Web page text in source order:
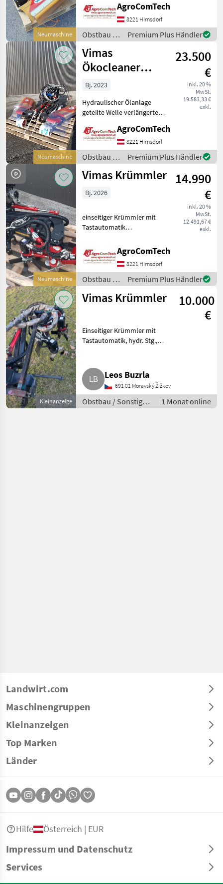
Braun
Clemens
Ero
CFS
Alle 19
anzeigen
MARKTPLATZ
Marktplatz Händlerangebote Kleinanzeigen
Neumaschine
verlängerte Rotorwelle 9
Fäden Abstreifgummi für
Junganlagen
Spulenführung für
zusätzlichen Fäden Obst
AgroComTech
8221 Hirnsdorf
Obstbau /
Vimas
Premium Plus Händler
Neumaschine
Vimas
Ökocleaner
Doppelseitig
23.500
€
inkl. 20 %
MwSt.
19.583,33 €
exkl.
Bj. 2023
Hydraulischer Ölanlage
geteilte Welle verlängerte
Stellwagen für Öko Clener
Spulenführung für
zusätzlichen Faden
Obstbau Sonstige Obstb
AgroComTech
8221 Hirnsdorf
Obstbau /
Vimas
Premium Plus Händler
Neumaschine
Vimas Krümmler
14.990
€
inkl. 20 %
MwSt.
12.491,67 €
exkl.
Bj. 2026
einseitiger Krümmler mit
Tastautomatik
Zapfwellenantrieb incl.
Ölanlage Dreipunktrahmen
Parallelogramm Front für
AgroComTech
8221 Hirnsdorf
Obstbau /
Vimas
Premium Plus Händler
Kleinanzeige
Vimas Krümmler
10.000
€
Einseitiger Krümmler mit
Tastautomatik, hydr. Stg.,
2021, 2 Jahre genutzt,
insgesamt 20 ha bewirtschaftet.
Obstbau Sonst
Leos Buzrla
691 01 Moravský Žižkov
Obstbau / Sonstige
Obstbaumaschinen
1 Monat online
Landwirt.com
Maschinengruppen
Kleinanzeigen
Top Marken
Länder
Impressum und Datenschutz
Services
Hilfe Österreich | EUR